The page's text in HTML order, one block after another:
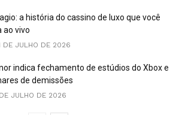
a história do cassino de luxo que você
ao vivo
DE JULHO DE 2026
indica fechamento de estúdios do Xbox e
de demissões
JULHO DE 2026